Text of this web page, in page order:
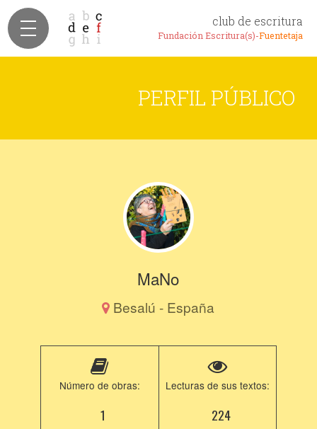
club de escritura
Fundación Escritura(s)-Fuentetaja
PERFIL PÚBLICO
MaNo
Besalú - España
Número de obras:
1
Lecturas de sus textos:
224